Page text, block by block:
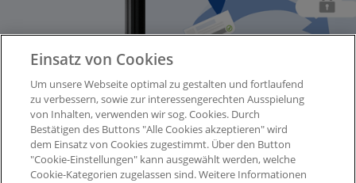
Einsatz von Cookies
Um unsere Webseite optimal zu gestalten und fortlaufend
zu verbessern, sowie zur interessengerechten Ausspielung
von Inhalten, verwenden wir sog. Cookies. Durch
Bestätigen des Buttons "Alle Cookies akzeptieren" wird
dem Einsatz von Cookies zugestimmt. Über den Button
"Cookie-Einstellungen" kann ausgewählt werden, welche
Cookie-Kategorien zugelassen sind. Weitere Informationen